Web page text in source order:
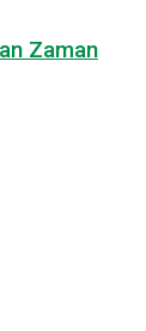
Zaman